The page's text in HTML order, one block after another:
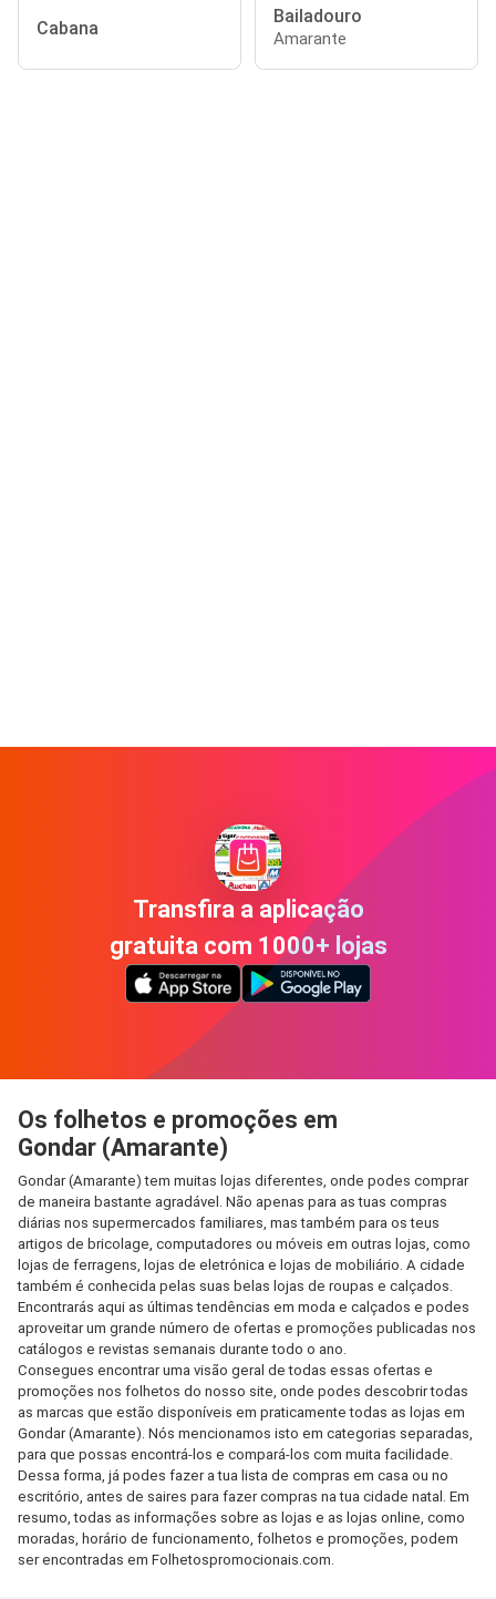
Cabana
Bailadouro
Amarante
Transfira a aplicação
gratuita com 1000+ lojas
Os folhetos e promoções em
Gondar (Amarante)
Gondar (Amarante) tem muitas lojas diferentes, onde podes comprar
de maneira bastante agradável. Não apenas para as tuas compras
diárias nos supermercados familiares, mas também para os teus
artigos de bricolage, computadores ou móveis em outras lojas, como
lojas de ferragens, lojas de eletrónica e lojas de mobiliário. A cidade
também é conhecida pelas suas belas lojas de roupas e calçados.
Encontrarás aqui as últimas tendências em moda e calçados e podes
aproveitar um grande número de ofertas e promoções publicadas nos
catálogos e revistas semanais durante todo o ano.
Consegues encontrar uma visão geral de todas essas ofertas e
promoções nos folhetos do nosso site, onde podes descobrir todas
as marcas que estão disponíveis em praticamente todas as lojas em
Gondar (Amarante). Nós mencionamos isto em categorias separadas,
para que possas encontrá-los e compará-los com muita facilidade.
Dessa forma, já podes fazer a tua lista de compras em casa ou no
escritório, antes de saires para fazer compras na tua cidade natal. Em
resumo, todas as informações sobre as lojas e as lojas online, como
moradas, horário de funcionamento, folhetos e promoções, podem
ser encontradas em Folhetospromocionais.com.